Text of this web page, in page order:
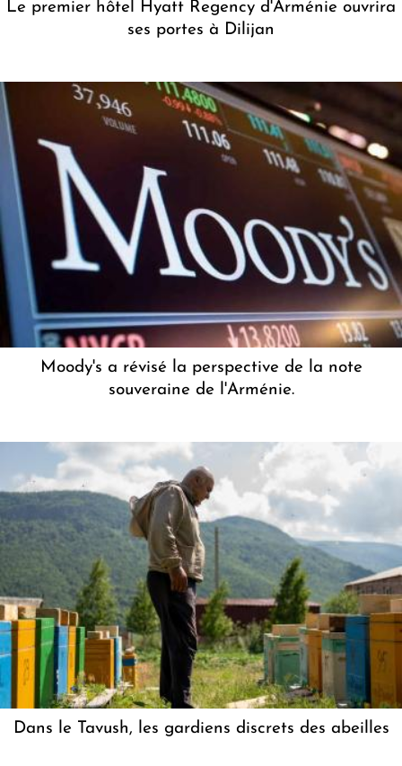
Le premier hôtel Hyatt Regency d'Arménie ouvrira
ses portes à Dilijan
Moody's a révisé la perspective de la note
souveraine de l'Arménie.
Dans le Tavush, les gardiens discrets des abeilles